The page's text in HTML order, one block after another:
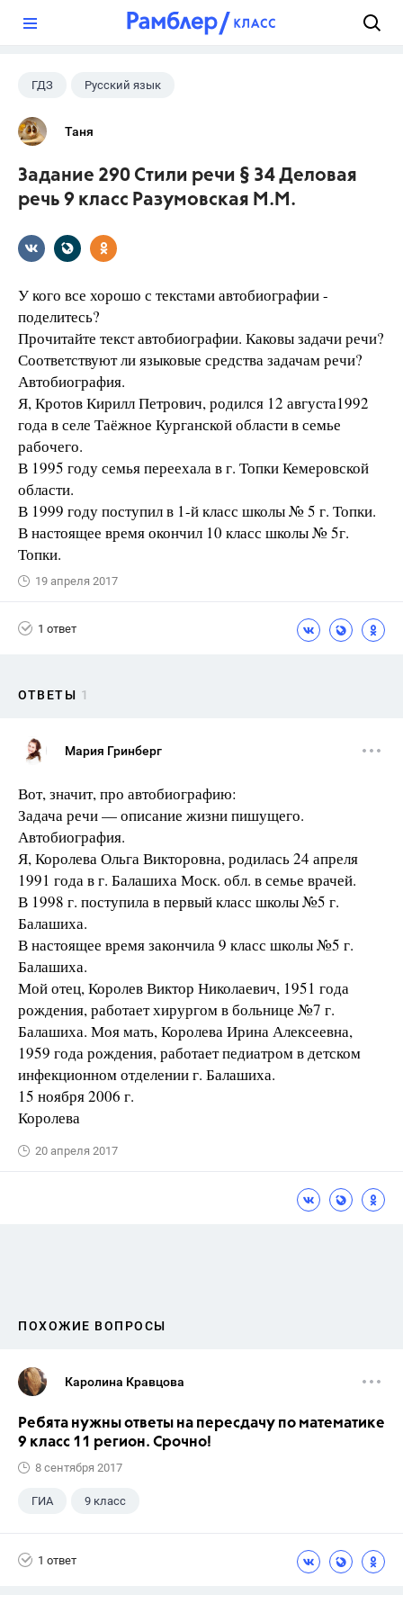
ГДЗ Русский язык
Разумовская М.М.
Таня
Задание 290 Стили речи § 34 Деловая
речь 9 класс Разумовская М.М.
У кого все хорошо с текстами автобиографии -
поделитесь?
Прочитайте текст автобиографии. Каковы задачи речи?
Соответствуют ли языковые средства задачам речи?
Автобиография.
Я, Кротов Кирилл Петрович, родился 12 августа1992
года в селе Таёжное Курганской области в семье
рабочего.
В 1995 году семья переехала в г. Топки Кемеровской
области.
В 1999 году поступил в 1-й класс школы № 5 г. Топки.
В настоящее время окончил 10 класс школы № 5г.
Топки.
19 апреля 2017
1 ответ
ОТВЕТЫ 1
Мария Гринберг
Вот, значит, про автобиографию:
Задача речи — описание жизни пишущего.
Автобиография.
Я, Королева Ольга Викторовна, родилась 24 апреля
1991 года в г. Балашиха Моск. обл. в семье врачей.
В 1998 г. поступила в первый класс школы №5 г.
Балашиха.
В настоящее время закончила 9 класс школы №5 г.
Балашиха.
Мой отец, Королев Виктор Николаевич, 1951 года
рождения, работает хирургом в больнице №7 г.
Балашиха. Моя мать, Королева Ирина Алексеевна,
1959 года рождения, работает педиатром в детском
инфекционном отделении г. Балашиха.
15 ноября 2006 г.
Королева
20 апреля 2017
ПОХОЖИЕ ВОПРОСЫ
Каролина Кравцова
Ребята нужны ответы на пересдачу по математике
9 класс 11 регион. Срочно!
8 сентября 2017
ГИА 9 класс
1 ответ